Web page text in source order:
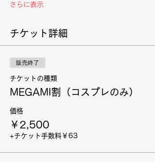
さらに表示
チケット詳細
販売終了
チケットの種類
MEGAMI割（コスプレのみ）
価格
￥2,500
+チケット手数料￥63